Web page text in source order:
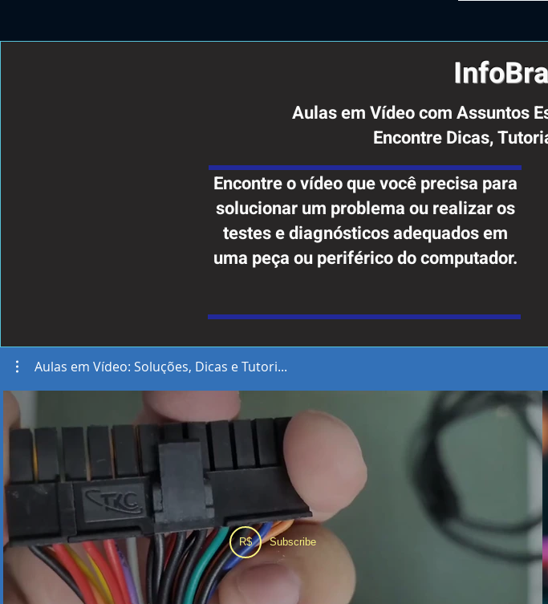
Aulas em Vídeo com Assuntos
Encontre Dicas,
Encontre o vídeo que você precisa para
solucionar um problema ou realizar os
testes e diagnósticos adequados em
uma peça ou periférico do computador.
Aulas em Vídeo: Soluções, Dicas e Tutori...
R$ Subscribe